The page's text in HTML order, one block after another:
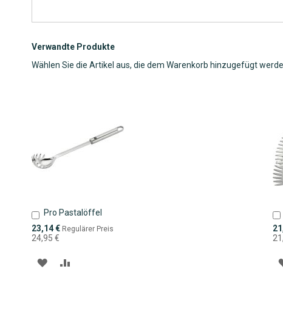
Verwandte Produkte
Wählen Sie die Artikel aus, die dem Warenkorb hinzugefügt
Pro Pastalöffel
Sonderpreis
23,14 € Regulärer Preis
24,95 €
In
den
Warenkorb
ZUR